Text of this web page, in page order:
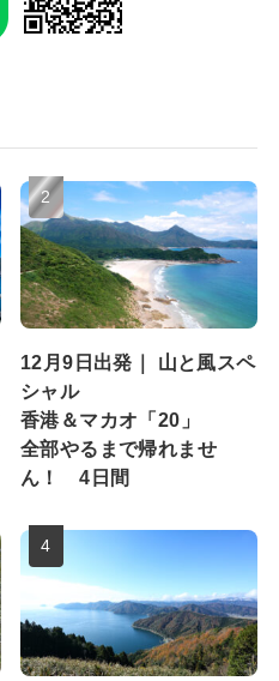
12月9日出発｜ 山と風スペ
シャル
香港＆マカオ「20」
全部やるまで帰れませ
ん！ 4日間